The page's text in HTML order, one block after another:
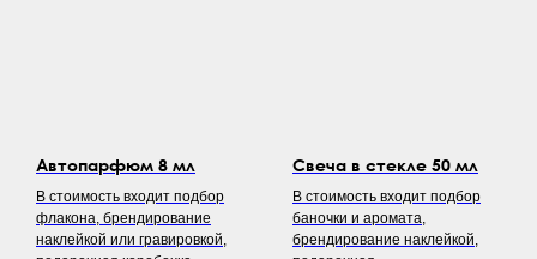
Автопарфюм 8 мл
В стоимость входит подбор
флакона, брендирование
наклейкой или гравировкой,
Свеча в стекле 50 мл
В стоимость входит подбор
баночки и аромата,
брендирование наклейкой,